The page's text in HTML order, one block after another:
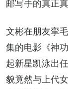
邮写手的真正真
文彬在朋友挛
集的电影《神
起新星凯泳出
貌竟然与上代